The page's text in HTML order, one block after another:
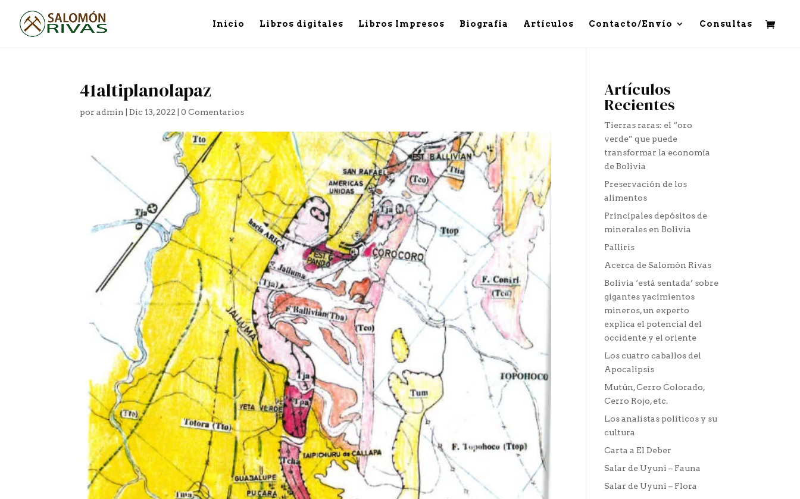
Inicio Libros digitales Libros Impresos Biografía Artículos Contacto/Envío Consultas
41altiplanolapaz
poradmin |Dic 13, 2022 |0 Comentarios
Artículos
Recientes
Tierras raras: el “oro
verde” que puede
transformar la economía
de Bolivia
Preservación de los
alimentos
Principales depósitos de
minerales en Bolivia
Palliris
Acerca de Salomón Rivas
Bolivia ‘está sentada’ sobre
gigantes yacimientos
mineros, un experto
explica el potencial del
occidente y el oriente
Los cuatro caballos del
Apocalipsis
Mutún, Cerro Colorado,
Cerro Rojo, etc.
Los analístas políticos y su
cultura
Carta a El Deber
Salar de Uyuni – Fauna
Salar de Uyuni – Flora